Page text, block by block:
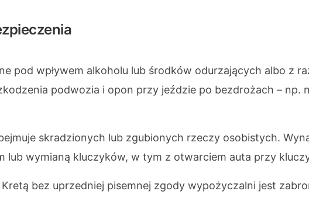
pod wpływem alkoholu lub środków odurzających albo z
podwozia i opon przy jeździe po bezdrożach – np.
skradzionych lub zgubionych rzeczy osobistych.
lub wymianą kluczyków, w tym z otwarciem auta przy
bez uprzedniej pisemnej zgody wypożyczalni jest